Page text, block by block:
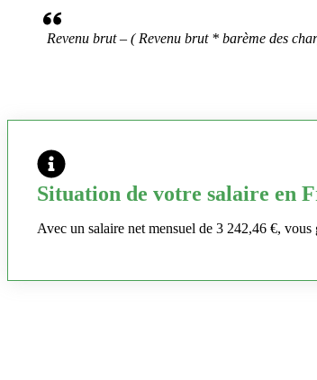
Revenu brut – ( Revenu brut * barème des
Situation de votre salaire en
Avec un salaire net mensuel de 3 242,46 €, vous